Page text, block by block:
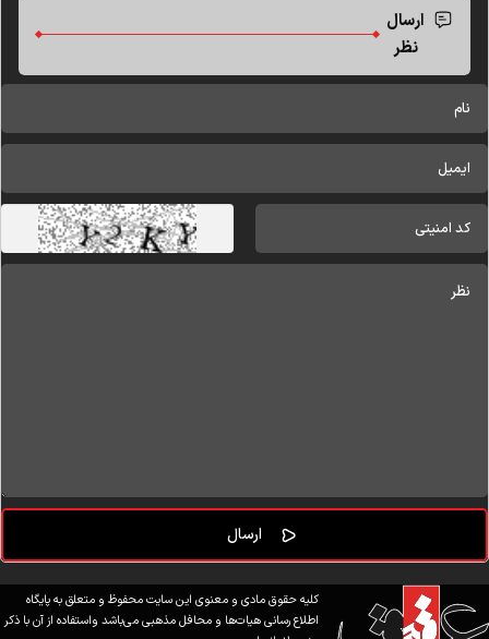
ارسال
نظر
کلیه حقوق مادی و معنوی این سایت محفوظ و متعلق به پایگاه
اطلاع رسانی هیات‌ها و محافل مذهبی می‌باشد واستفاده از آن با ذکر